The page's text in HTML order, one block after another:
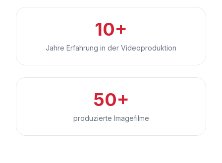
10+
Jahre Erfahrung in der Videoproduktion
50+
produzierte Imagefilme